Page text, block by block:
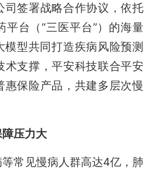
司签署战略合作协议，依托
平台（“三医平台”）的海量
型共同打造疾病风险预测
术支撑，平安科技联合平安
惠保险产品，共建多层次慢
压力大
常见慢病人群高达4亿，肺